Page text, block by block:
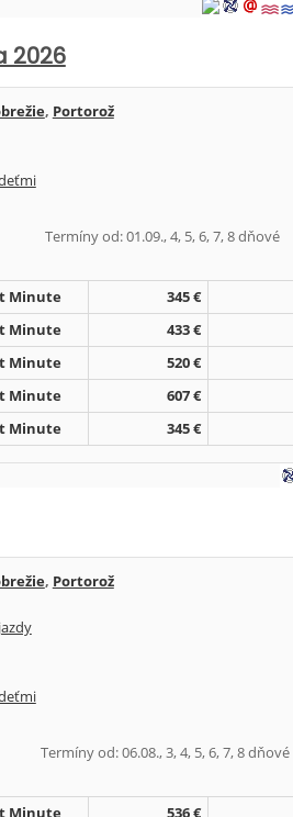
2026
, Portorož
Termíny od: 01.09., 4, 5, 6, 7, 8 dňové
Minute 345 €
Minute 433 €
Minute 520 €
Minute 607 €
Minute 345 €
, Portorož
Termíny od: 06.08., 3, 4, 5, 6, 7, 8 dňové
Minute 536 €